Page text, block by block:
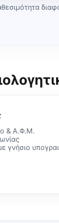
& Α.Φ.Μ.
γνήσιο